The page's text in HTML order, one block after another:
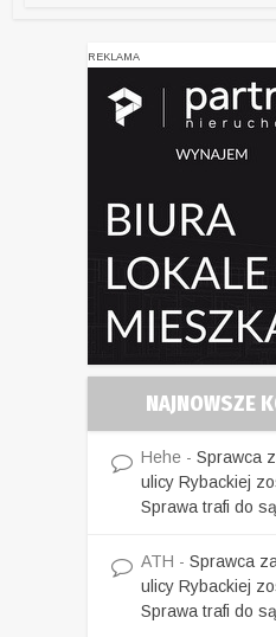
REKLAMA
NAJNOWSZE
Hehe - Sprawca
ulicy Rybackiej
Sprawa trafi do
ATH - Sprawca
ulicy Rybackiej
Sprawa trafi do